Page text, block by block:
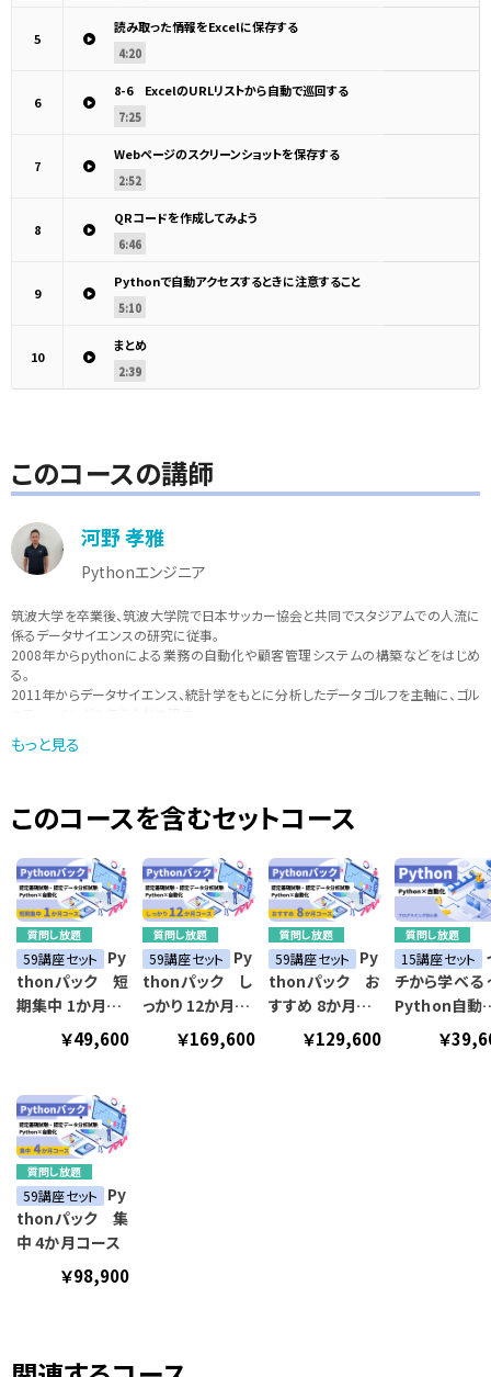
5
読み取った情報をExcelに保存する
4:20
6
8-6 ExcelのURLリストから自動で巡回する
7:25
7
Webページのスクリーンショットを保存する
2:52
8
QRコードを作成してみよう
6:46
9
Pythonで自動アクセスするときに注意すること
5:10
10
まとめ
2:39
このコースの講師
河野 孝雅
Pythonエンジニア
筑波大学を卒業後、筑波大学院で日本サッカー協会と共同でスタジアムでの人流に
係るデータサイエンスの研究に従事。
2008年からpythonによる業務の自動化や顧客管理システムの構築などをはじめ
る。
2011年からデータサイエンス、統計学をもとに分析したデータゴルフを主軸に、ゴル
データをもとにしたスポーツのティーチングを行いながら、現在は、pythonを中心
に、「実際に現場で使えるような学びを提供」をモットーに講師活動も行っている。
もっと見る
このコースを含むセットコース
質問し放題
59講座セット Py
thonパック 短
期集中 1か月コ
￥49,600
質問し放題
59講座セット Py
thonパック し
っかり 12か月コ
￥169,600
質問し放題
59講座セット Py
thonパック お
すすめ 8か月コ
￥129,600
質問し放題
15講座セット
チから学べる
Python自動
講座～￥
質問し放題
59講座セット Py
thonパック 集
中 4か月コース
￥98,900